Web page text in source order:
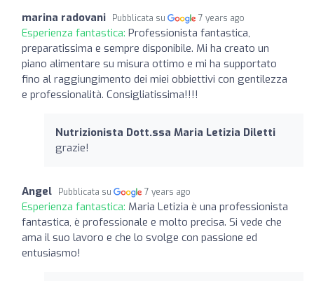
marina radovani Pubblicata su 7 years ago
Esperienza fantastica: Professionista fantastica,
preparatissima e sempre disponibile. Mi ha creato un
piano alimentare su misura ottimo e mi ha supportato
fino al raggiungimento dei miei obbiettivi con gentilezza
e professionalità. Consigliatissima!!!!
Nutrizionista Dott.ssa Maria Letizia Diletti
grazie!
Angel Pubblicata su 7 years ago
Esperienza fantastica: Maria Letizia è una professionista
fantastica, è professionale e molto precisa. Si vede che
ama il suo lavoro e che lo svolge con passione ed
entusiasmo!